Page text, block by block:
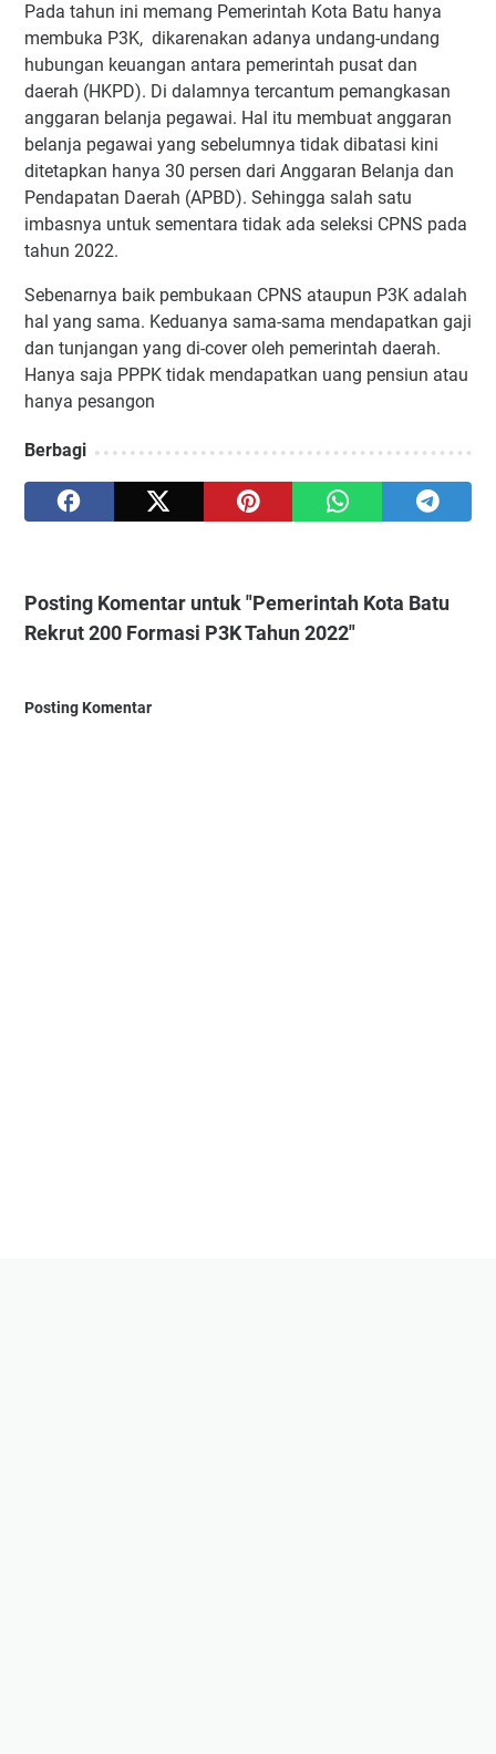
Pada tahun ini memang Pemerintah Kota Batu hanya
membuka P3K, dikarenakan adanya undang-undang
hubungan keuangan antara pemerintah pusat dan
daerah (HKPD). Di dalamnya tercantum pemangkasan
anggaran belanja pegawai. Hal itu membuat anggaran
belanja pegawai yang sebelumnya tidak dibatasi kini
ditetapkan hanya 30 persen dari Anggaran Belanja dan
Pendapatan Daerah (APBD). Sehingga salah satu
imbasnya untuk sementara tidak ada seleksi CPNS pada
tahun 2022.
Sebenarnya baik pembukaan CPNS ataupun P3K adalah
hal yang sama. Keduanya sama-sama mendapatkan gaji
dan tunjangan yang di-cover oleh pemerintah daerah.
Hanya saja PPPK tidak mendapatkan uang pensiun atau
hanya pesangon
Berbagi
Posting Komentar untuk "Pemerintah Kota Batu
Rekrut 200 Formasi P3K Tahun 2022"
Posting Komentar